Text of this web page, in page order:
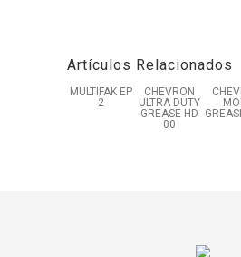
Artículos Relacionados
MULTIFAK EP
2
CHEVRON
ULTRA DUTY
GREASE HD
00